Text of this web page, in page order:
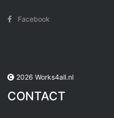
Facebook
2026 Works4all.nl
CONTACT